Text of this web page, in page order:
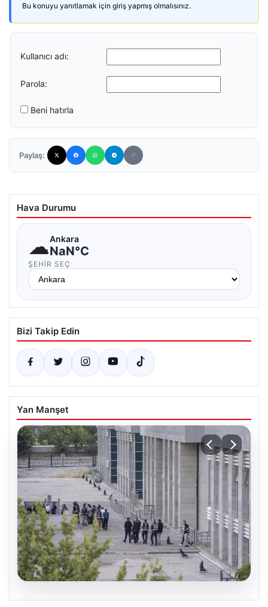
Bu konuyu yanıtlamak için giriş yapmış olmalısınız.
Kullanıcı adı:
Parola:
Beni hatırla
Paylaş:
Hava Durumu
☁Ankara
NaN°C
ŞEHIR SEÇ
Bizi Takip Edin
Yan Manşet